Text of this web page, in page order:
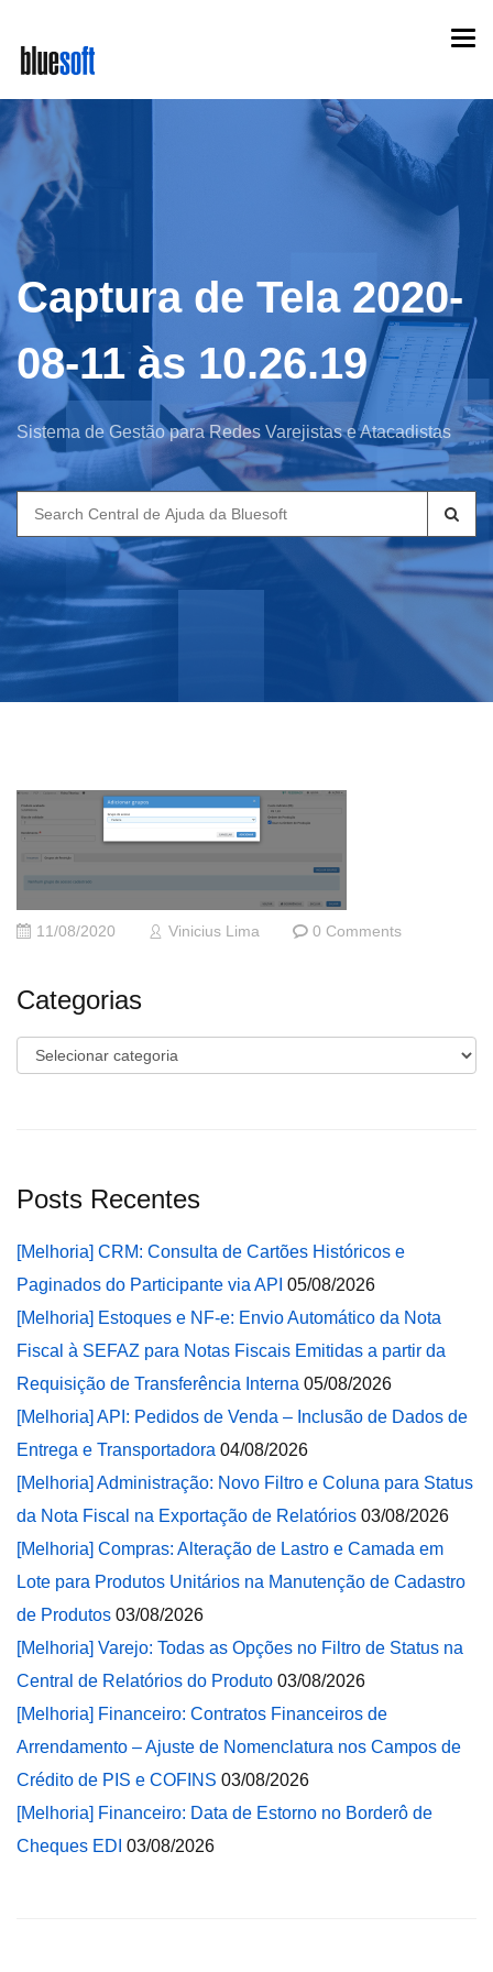
main
content
Captura de Tela 2020-
08-11 às 10.26.19
Sistema de Gestão para Redes Varejistas e Atacadistas
Search
for:
11/08/2020 Vinicius Lima 0 Comments
Categorias
Categorias
Posts Recentes
[Melhoria] CRM: Consulta de Cartões Históricos e
Paginados do Participante via API 05/08/2026
[Melhoria] Estoques e NF-e: Envio Automático da Nota
Fiscal à SEFAZ para Notas Fiscais Emitidas a partir da
Requisição de Transferência Interna 05/08/2026
[Melhoria] API: Pedidos de Venda – Inclusão de Dados de
Entrega e Transportadora 04/08/2026
[Melhoria] Administração: Novo Filtro e Coluna para Status
da Nota Fiscal na Exportação de Relatórios 03/08/2026
[Melhoria] Compras: Alteração de Lastro e Camada em
Lote para Produtos Unitários na Manutenção de Cadastro
de Produtos 03/08/2026
[Melhoria] Varejo: Todas as Opções no Filtro de Status na
Central de Relatórios do Produto 03/08/2026
[Melhoria] Financeiro: Contratos Financeiros de
Arrendamento – Ajuste de Nomenclatura nos Campos de
Crédito de PIS e COFINS 03/08/2026
[Melhoria] Financeiro: Data de Estorno no Borderô de
Cheques EDI 03/08/2026